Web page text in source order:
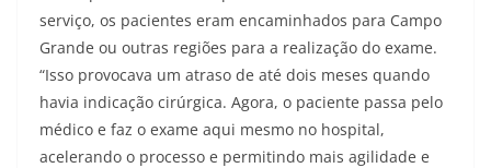
serviço, os pacientes eram encaminhados para Campo
Grande ou outras regiões para a realização do exame.
“Isso provocava um atraso de até dois meses quando
havia indicação cirúrgica. Agora, o paciente passa pelo
médico e faz o exame aqui mesmo no hospital,
acelerando o processo e permitindo mais agilidade e